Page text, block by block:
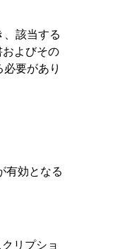
該当する
よびその
要があり
有効となる
リプショ